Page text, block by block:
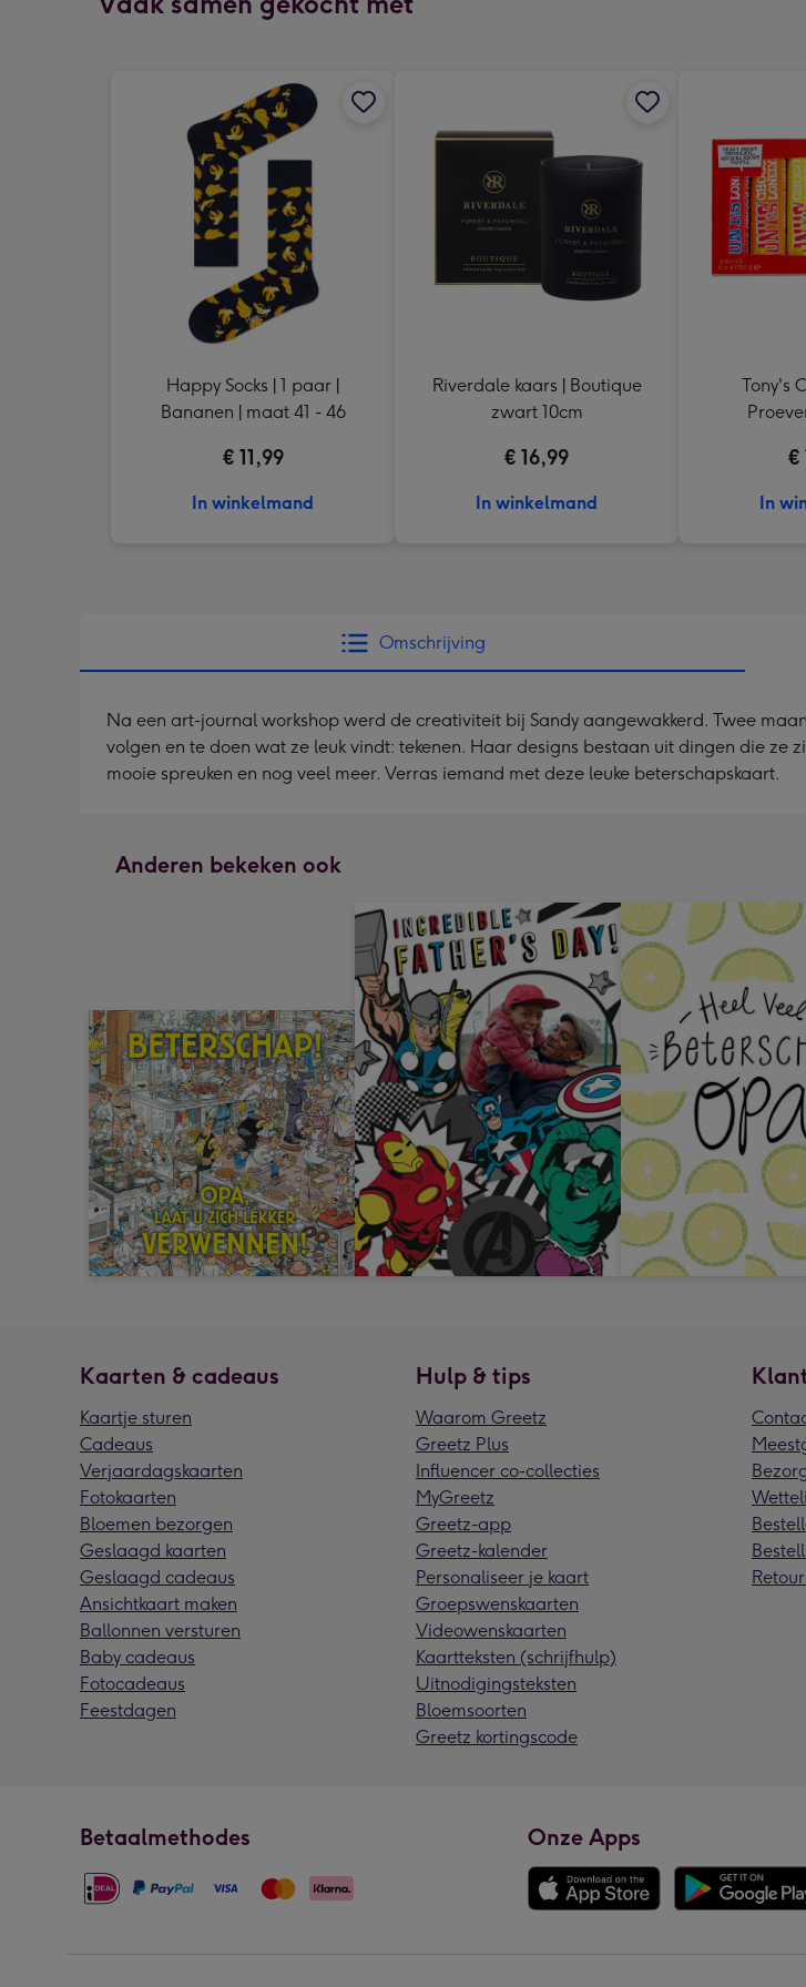
Happy Socks | 1 paar |
Bananen | maat 41 - 46
€ 11,99
In winkelmand
Riverdale kaars | Boutique
zwart 10cm
€ 16,99
In winkelmand
Tony's
€
In
Omschrijving
Na een art-journal workshop werd de creativiteit bij Sandy aangewakkerd. Twee
volgen en te doen wat ze leuk vindt: tekenen. Haar designs bestaan uit dingen die
mooie spreuken en nog veel meer. Verras iemand met deze leuke beterschapskaart.
Anderen bekeken ook
Kaarten & cadeaus
Kaartje sturen
Cadeaus
Verjaardagskaarten
Fotokaarten
Bloemen bezorgen
Geslaagd kaarten
Geslaagd cadeaus
Ansichtkaart maken
Ballonnen versturen
Baby cadeaus
Fotocadeaus
Feestdagen
Hulp & tips
Waarom Greetz
Greetz Plus
Influencer co-collecties
MyGreetz
Greetz-app
Greetz-kalender
Personaliseer je kaart
Groepswenskaarten
Videowenskaarten
Kaartteksten (schrijfhulp)
Uitnodigingsteksten
Bloemsoorten
Greetz kortingscode
Betaalmethodes Onze Apps